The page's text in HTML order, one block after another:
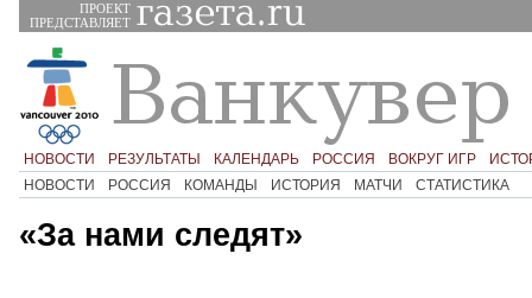
ПРОЕКТ
ПРЕДСТАВЛЯЕТ
НОВОСТИ РЕЗУЛЬТАТЫ КАЛЕНДАРЬ РОССИЯ ВОКРУГ ИГР
НОВОСТИ
РОССИЯ КОМАНДЫ ИСТОРИЯ МАТЧИ СТАТИСТИКА
«За нами следят»